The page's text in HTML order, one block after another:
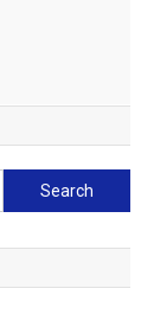
Search
for: